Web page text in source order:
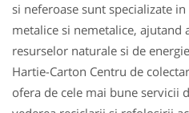
si neferoase sunt specializate
metalice si nemetalice, ajutand
resurselor naturale si de
Hartie-Carton Centru de
ofera de cele mai bune servicii